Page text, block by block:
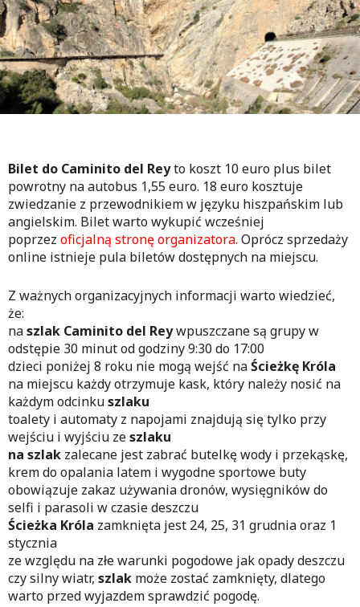
Bilet do Caminito del Reyto koszt 10 euro plus bilet
powrotny na autobus 1,55 euro. 18 euro kosztuje
zwiedzanie z przewodnikiem w języku hiszpańskim lub
angielskim. Bilet warto wykupić wcześniej
poprzez oficjalną stronę organizatora. Oprócz sprzedaży
online istnieje pula biletów dostępnych na miejscu.
Z ważnych organizacyjnych informacji warto wiedzieć,
że:
naszlak Caminito del Reywpuszczane są grupy w
odstępie 30 minut od godziny 9:30 do 17:00
dzieci poniżej 8 roku nie mogą wejść naŚcieżkę Króla
na miejscu każdy otrzymuje kask, który należy nosić na
każdym odcinkuszlaku
toalety i automaty z napojami znajdują się tylko przy
wejściu i wyjściu zeszlaku
na szlak zalecane jest zabrać butelkę wody i przekąskę,
krem do opalania latem i wygodne sportowe buty
obowiązuje zakaz używania dronów, wysięgników do
selfi i parasoli w czasie deszczu
Ścieżka Króla zamknięta jest 24, 25, 31 grudnia oraz 1
stycznia
ze względu na złe warunki pogodowe jak opady deszczu
czy silny wiatr, szlak może zostać zamknięty, dlatego
warto przed wyjazdem sprawdzić pogodę.